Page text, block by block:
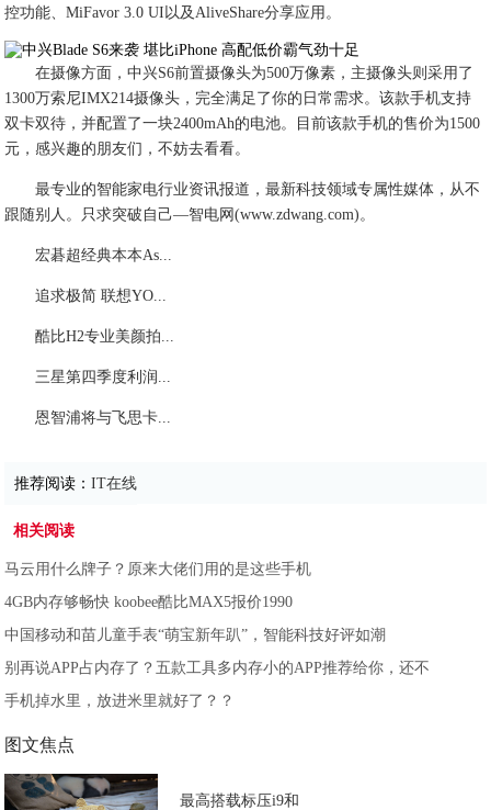
控功能、MiFavor 3.0 UI以及AliveShare分享应用。
在摄像方面，中兴S6前置摄像头为500万像素，主摄像头则采用了
1300万索尼IMX214摄像头，完全满足了你的日常需求。该款手机支持
双卡双待，并配置了一块2400mAh的电池。目前该款手机的售价为1500
元，感兴趣的朋友们，不妨去看看。
最专业的智能家电行业资讯报道，最新科技领域专属性媒体，从不
跟随别人。只求突破自己—智电网(www.zdwang.com)。
宏碁超经典本本As...
追求极简 联想YO...
酷比H2专业美颜拍...
三星第四季度利润...
恩智浦将与飞思卡...
推荐阅读：IT在线
相关阅读
马云用什么牌子？原来大佬们用的是这些手机
4GB内存够畅快 koobee酷比MAX5报价1990
中国移动和苗儿童手表“萌宝新年趴”，智能科技好评如潮
别再说APP占内存了？五款工具多内存小的APP推荐给你，还不
手机掉水里，放进米里就好了？？
图文焦点
最高搭载标压i9和